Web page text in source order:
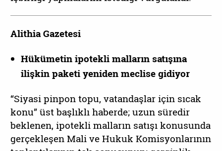
Alithia Gazetesi
Ηükümetin ipotekli malların satışına
ilişkin paketi yeniden meclise gidiyor
“Siyasi pinpon topu, vatandaşlar için sıcak
konu” üst başlıklı haberde; uzun süredir
beklenen, ipotekli malların satışı konusunda
gerçekleşen Mali ve Hukuk Komisyonlarının